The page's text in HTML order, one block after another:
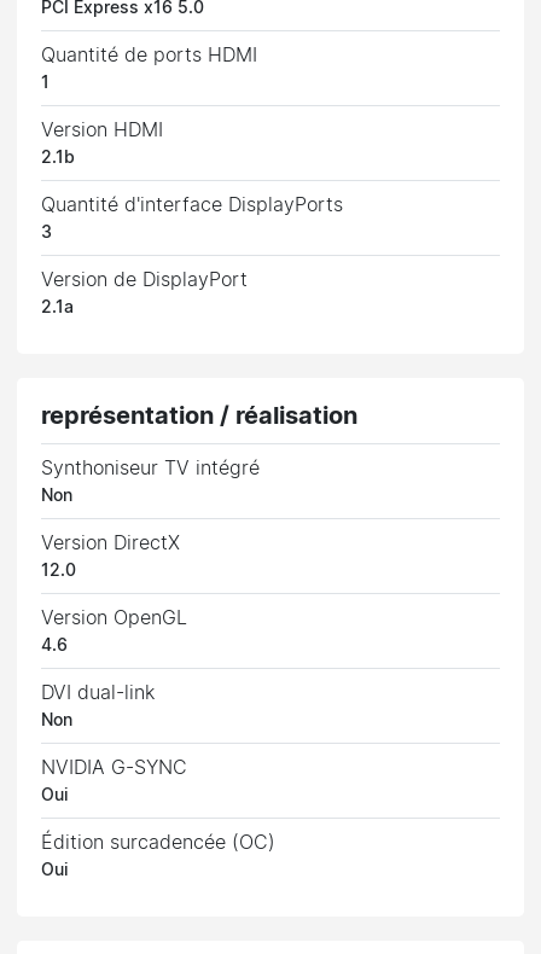
PCI Express x16 5.0
Quantité de ports HDMI
1
Version HDMI
2.1b
Quantité d'interface DisplayPorts
3
Version de DisplayPort
2.1a
représentation / réalisation
Synthoniseur TV intégré
Non
Version DirectX
12.0
Version OpenGL
4.6
DVI dual-link
Non
NVIDIA G-SYNC
Oui
Édition surcadencée (OC)
Oui